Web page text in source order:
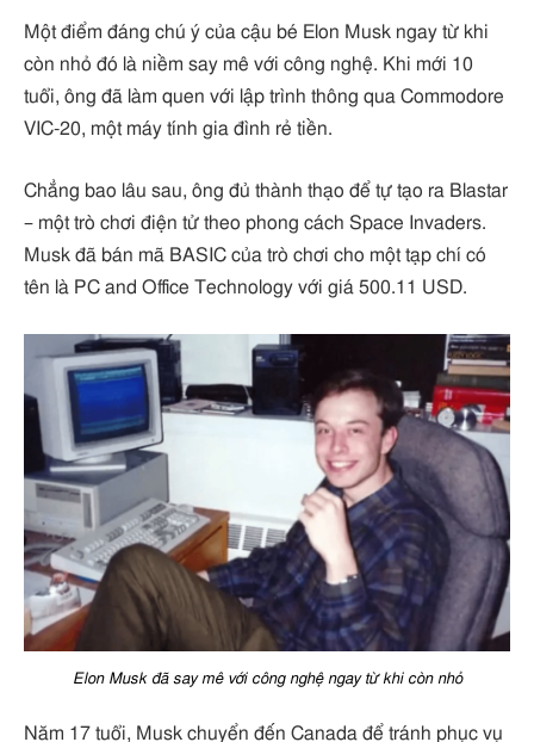
Một điểm đáng chú ý của cậu bé Elon Musk ngay từ khi
còn nhỏ đó là niềm say mê với công nghệ. Khi mới 10
tuổi, ông đã làm quen với lập trình thông qua Commodore
VIC-20, một máy tính gia đình rẻ tiền.
Chẳng bao lâu sau, ông đủ thành thạo để tự tạo ra Blastar
– một trò chơi điện tử theo phong cách Space Invaders.
Musk đã bán mã BASIC của trò chơi cho một tạp chí có
tên là PC and Office Technology với giá 500.11 USD.
Elon Musk đã say mê với công nghệ ngay từ khi còn nhỏ
Năm 17 tuổi, Musk chuyển đến Canada để tránh phục vụ